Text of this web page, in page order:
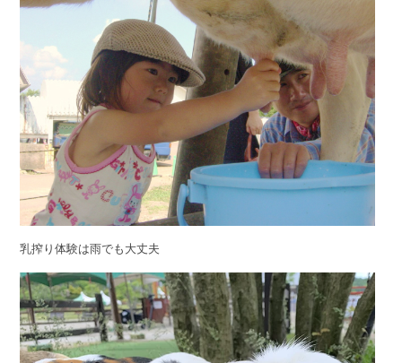
乳搾り体験は雨でも大丈夫